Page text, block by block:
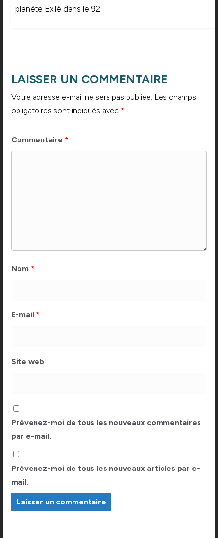
planète Exilé dans le 92
LAISSER UN COMMENTAIRE
Votre adresse e-mail ne sera pas publiée. Les champs
obligatoires sont indiqués avec *
Commentaire *
Nom *
E-mail *
Site web
Prévenez-moi de tous les nouveaux commentaires
par e-mail.
Prévenez-moi de tous les nouveaux articles par e-
mail.